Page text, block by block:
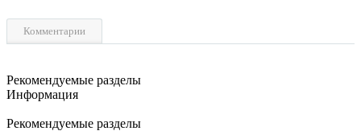
Комментарии
Рекомендуемые разделы
Информация
Рекомендуемые разделы